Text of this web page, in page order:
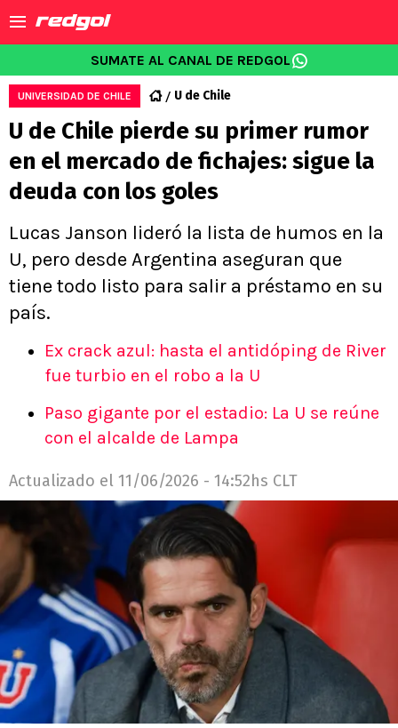
SUMATE AL CANAL DE REDGOL
UNIVERSIDAD DE CHILE U de Chile
U de Chile pierde su primer rumor
en el mercado de fichajes: sigue la
deuda con los goles
Lucas Janson lideró la lista de humos en la
U, pero desde Argentina aseguran que
tiene todo listo para salir a préstamo en su
país.
Ex crack azul: hasta el antidóping de River
fue turbio en el robo a la U
Paso gigante por el estadio: La U se reúne
con el alcalde de Lampa
Actualizado el 11/06/2026 - 14:52hs CLT